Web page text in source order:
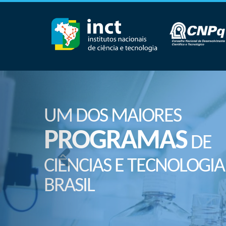
UM DOS MAIORES
PROGRAMASDE
CIÊNCIAS E
BRASIL